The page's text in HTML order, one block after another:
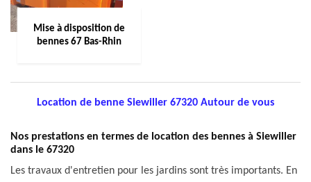
Mise à disposition de
bennes 67 Bas-Rhin
Location de benne Siewiller 67320 Autour de vous
Nos prestations en termes de location des bennes à Siewiller
dans le 67320
Les travaux d'entretien pour les jardins sont très importants. En